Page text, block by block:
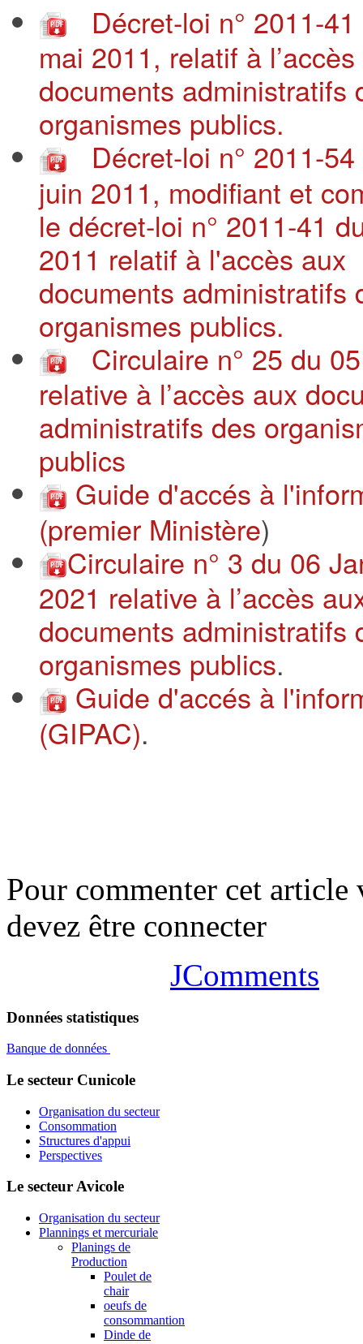
Décret-loi n° 2011-
mai 2011, relatif à
documents administratifs
organismes publics.
Décret-loi n° 2011-
juin 2011, modifiant et
le décret-loi n° 2011-41
2011 relatif à l'accès aux
documents administratifs
organismes publics.
Circulaire n° 25 du
relative à l’accès aux
administratifs des
publics
Guide d'accés à
(premier Ministère)
Circulaire n° 3 du 06
2021 relative à l’accès
documents administratifs
organismes publics.
Guide d'accés à
(GIPAC).
Pour commenter cet article
devez être connecter
JComments
Données statistiques
Banque de données
Le secteur Cunicole
Organisation du secteur
Consommation
Structures d'appui
Perspectives
Le secteur Avicole
Organisation du secteur
Plannings et mercuriale
Planings de
Production
Poulet de
chair
oeufs de
consommantion
Dinde de